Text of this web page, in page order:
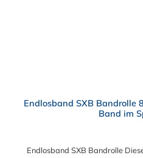
Endlosband SXB Bandrolle
Band im
Endlosband SXB Bandrolle